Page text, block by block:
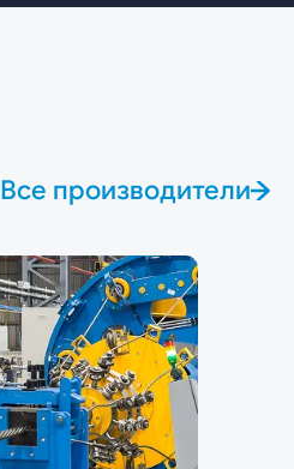
Все производители